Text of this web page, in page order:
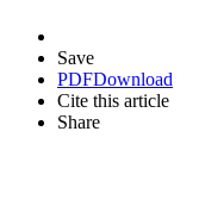
Save
PDFDownload
Cite this article
Share